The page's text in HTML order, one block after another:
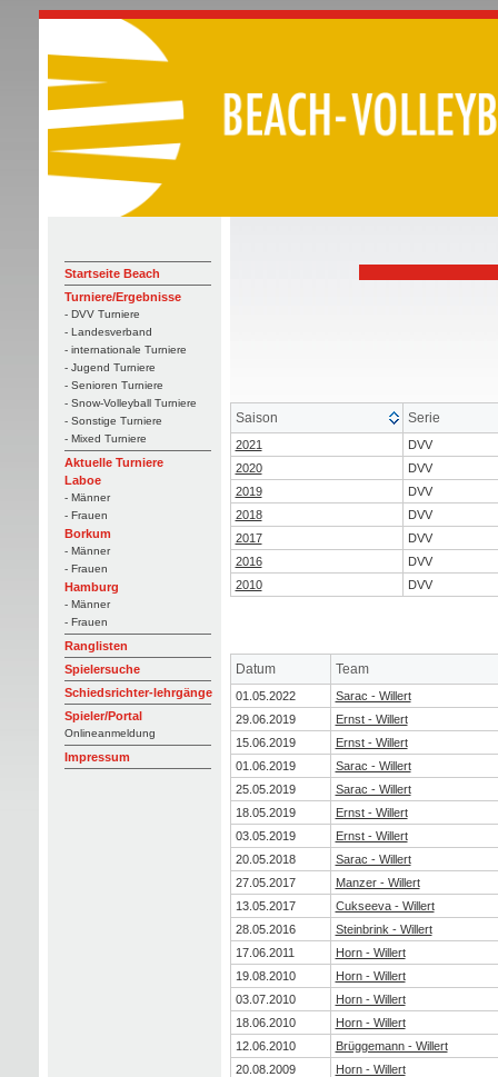
Startseite Beach
Turniere/Ergebnisse
- DVV Turniere
- Landesverband
- internationale Turniere
- Jugend Turniere
- Senioren Turniere
- Snow-Volleyball Turniere
- Sonstige Turniere
- Mixed Turniere
Aktuelle Turniere
Laboe
- Männer
- Frauen
Borkum
- Männer
- Frauen
Hamburg
- Männer
- Frauen
Ranglisten
Spielersuche
Schiedsrichter-lehrgänge
Spieler/Portal
Onlineanmeldung
Impressum
Saison Serie
2021
DVV
2020
DVV
2019
DVV
2018
DVV
2017
DVV
2016
DVV
2010
DVV
Datum Team
01.05.2022
Sarac - Willert
29.06.2019
Ernst - Willert
15.06.2019
Ernst - Willert
01.06.2019
Sarac - Willert
25.05.2019
Sarac - Willert
18.05.2019
Ernst - Willert
03.05.2019
Ernst - Willert
20.05.2018
Sarac - Willert
27.05.2017
Manzer - Willert
13.05.2017
Cukseeva - Willert
28.05.2016
Steinbrink - Willert
17.06.2011
Horn - Willert
19.08.2010
Horn - Willert
03.07.2010
Horn - Willert
18.06.2010
Horn - Willert
12.06.2010
Brüggemann - Willert
20.08.2009
Horn - Willert